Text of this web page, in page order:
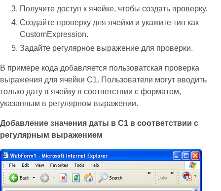
Получите доступ к ячейке, чтобы создать проверку.
Создайте проверку для ячейки и укажите тип как
CustomExpression.
Задайте регулярное выражение для проверки.
В примере кода добавляется пользоватская проверка
выражения для ячейки C1. Пользователи могут вводить
только дату в ячейку в соответствии с форматом,
указанным в регулярном выражении.
Добавление значения даты в C1 в соответствии с
регулярным выражением